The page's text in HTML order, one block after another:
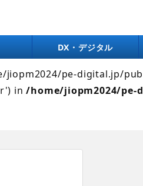
DX・デジタル
public_html/wp-
wp-content/themes/
jiopm2024/pe-digital.jp/
in/home/jiopm2024/